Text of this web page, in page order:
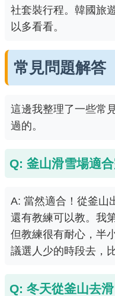
社套裝行程。韓國旅
以多看看。
常見問題解答
這邊我整理了一些常
過的。
Q: 釜山滑雪場適
A: 當然適合！從釜山
還有教練可以教。我
但教練很有耐心，半
議選人少的時段去，
Q: 冬天從釜山去